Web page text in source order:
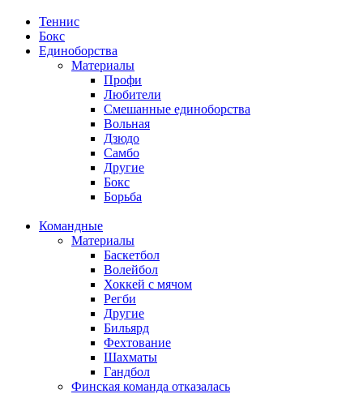
Теннис
Бокс
Единоборства
Материалы
Профи
Любители
Смешанные единоборства
Вольная
Дзюдо
Самбо
Другие
Бокс
Борьба
Командные
Материалы
Баскетбол
Волейбол
Хоккей с мячом
Регби
Другие
Бильярд
Фехтование
Шахматы
Гандбол
Финская команда отказалась